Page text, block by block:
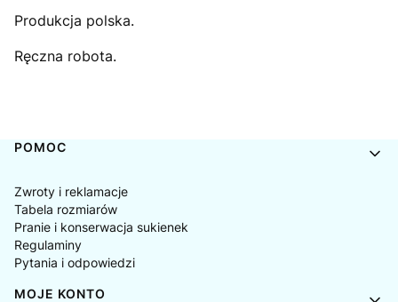
Produkcja polska.
Ręczna robota.
Linki w stopce
POMOC
Zwroty i reklamacje
Tabela rozmiarów
Pranie i konserwacja sukienek
Regulaminy
Pytania i odpowiedzi
MOJE KONTO